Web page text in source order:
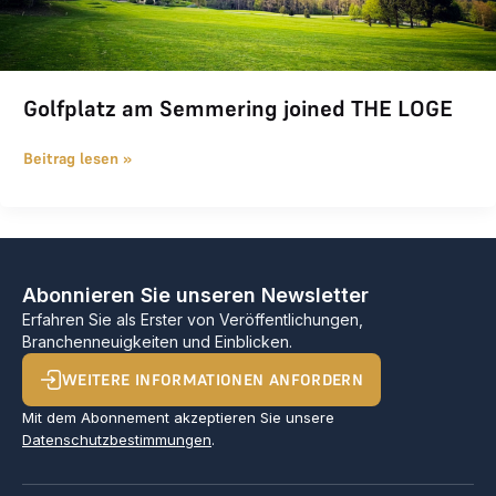
Golfplatz am Semmering joined THE LOGE
Beitrag lesen »
Abonnieren Sie unseren Newsletter
Erfahren Sie als Erster von Veröffentlichungen,
Branchenneuigkeiten und Einblicken.
WEITERE INFORMATIONEN ANFORDERN
Mit dem Abonnement akzeptieren Sie unsere
Datenschutzbestimmungen.